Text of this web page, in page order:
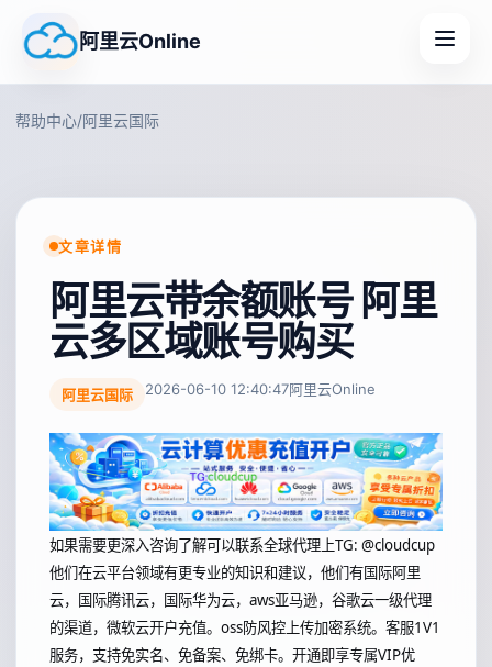
阿里云Online
帮助中心/阿里云国际
文章详情
阿里云带余额账号 阿里
云多区域账号购买
阿里云国际 2026-06-10 12:40:47阿里云Online
如果需要更深入咨询了解可以联系全球代理上TG: @cloudcup
他们在云平台领域有更专业的知识和建议，他们有国际阿里
云，国际腾讯云，国际华为云，aws亚马逊，谷歌云一级代理
的渠道，微软云开户充值。oss防风控上传加密系统。客服1V1
服务，支持免实名、免备案、免绑卡。开通即享专属VIP优